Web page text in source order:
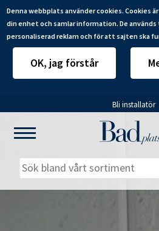
Denna webbplats använder cookies. Cookies
din enhet och samlar information. De
personaliserad reklam och för att sajten ska
OK, jag förstår
till
huvudinnehåll
Bli installatör